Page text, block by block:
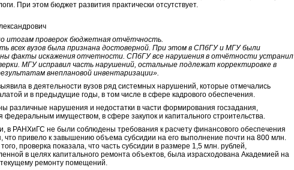
При этом бюджет развития практически отсутствует.
итогам проверок бюджетная отчётчность.
всех вузов была признана достоверной. При этом в СПбГУ и МГУ были
факты искажения отчетности. СПбГУ все нарушения в отчётности устранил
МГУ исправил часть нарушений, остальные подлежат корректировке в
внеплановой инвентаризации».
в деятельности вузов ряд системных нарушений, которые отмечались
и в предыдущие годы, в том числе в сфере кадрового обеспечения.
различные нарушения и недостатки в части формирования госзадания,
федеральным имуществом, в сфере закупок и капитального строительства.
в РАНХиГС не были соблюдены требования к расчету финансового обеспечения
что привело к завышению объема субсидии на его выполнение почти на 800 млн.
проверка показала, что часть субсидии в размере 1,5 млн. рублей,
в целях капитального ремонта объектов, была израсходована Академией на
ремонту помещений.